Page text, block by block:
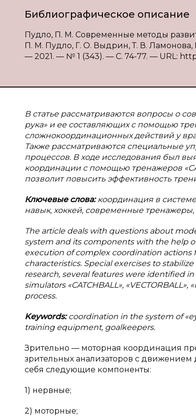
Библиографическое описание
Пудло, П. М. Современные методы
П. М. Пудло, Г. О. Выдрин, Т. В.
— 2021. — № 1 (343). — С. 74-77. — URL:
В статье рассматриваются вопросы о
рука» и ее составляющих с помощью
сложнокоординационных действий у
Также рассматриваются специальные
процессов. В ходе исследования был
координации с помощью тренажеров
позволит повысить эффективность
Ключевые слова:координация в
навык, хоккей, современные тренажеры,
The article deals with questions about
system and its components with the help
execution of complex coordination
characteristics. Special exercises to
research, several features were identified
simulators «CATCHBALL»,
process.
Keywords:coordination in the system of
training equipment, goalkeepers.
Зрительно — моторная координация
зрительных анализаторов с движением
себя следующие компоненты:
1) нервные;
2) моторные;